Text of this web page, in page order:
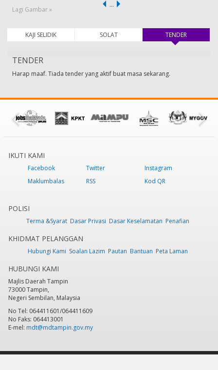
Lagi Gambar »
…
KAJI SELIDIK SOLAT TENDER
TENDER
Harap maaf. Tiada tender yang aktif buat masa sekarang.
IKUTI KAMI
Facebook Twitter
Instagram
Maklumbalas
RSS Kod QR
POLISI
Terma &Syarat Dasar Privasi Dasar Keselamatan Penafian
KHIDMAT PELANGGAN
Hubungi Kami Soalan Lazim Pautan Bantuan Peta Laman
HUBUNGI KAMI
Majlis Daerah Tampin
73000 Tampin,
Negeri Sembilan, Malaysia
No Tel: 064411601/064411609
No Faks: 064413001
E-mel: mdt@mdtampin.gov.my